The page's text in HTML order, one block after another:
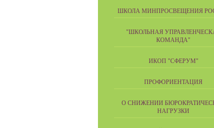
ШКОЛА МИНПРОСВЕЩЕНИЯ
"ШКОЛЬНАЯ
КОМАНДА"
ИКОП "СФЕРУМ"
ПРОФОРИЕНТАЦИЯ
О СНИЖЕНИИ
НАГРУЗКИ